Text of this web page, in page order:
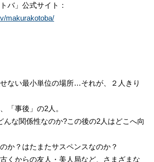
バ」公式サイト：
makurakotoba/
ない最小単位の場所…それが、２人きり
「事後」の2人。
んな関係性なのか?この後の2人はどこへ向
か？はたまたサスペンスなのか？
くからの友人・美人局など、さまざまな